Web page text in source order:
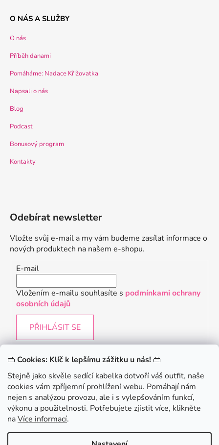
👜 Cookies: Klíč k lepšímu zážitku u nás! 👜
Stejně jako skvěle sedící kabelka dotvoří váš outfit, naše
cookies vám zpříjemní prohlížení webu. Pomáhají nám
nejen s analýzou provozu, ale i s vylepšováním funkcí,
výkonu a použitelnosti. Potřebujete zjistit více, klikněte
naVíce informací.
O NÁS A SLUŽBY
O nás
Příběh danami
Pomáháme: Nadace Křižovatka
Napsali o nás
Blog
Podcast
Bonusový program
Kontakty
Odebírat newsletter
Vložte svůj e-mail a my vám budeme zasílat informace o
nových produktech na našem e-shopu.
E-mail
Vložením e-mailu souhlasíte s podmínkami ochrany
osobních údajů
PŘIHLÁSIT SE
.
KONTAKTUJTE NÁS - jsme tady pro Vás na telefonu i
emailu
Chceš získat slevu 150Kč na svůj první nákup? Přihlaste
se k našemu newsletteru.